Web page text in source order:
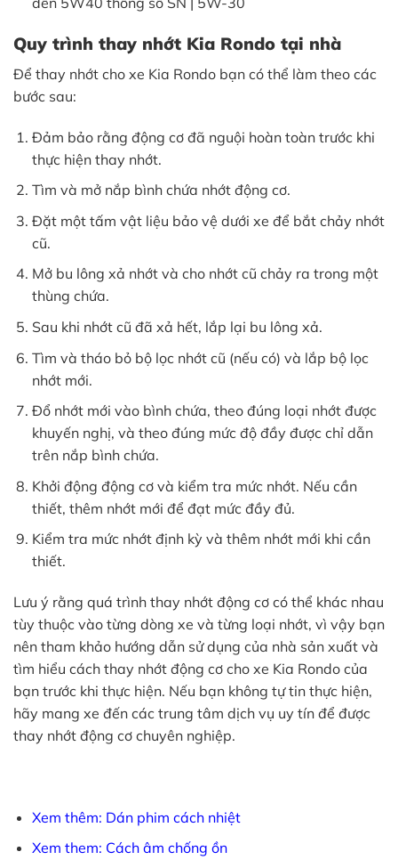
Quy trình thay nhớt Kia Rondo tại nhà
Để thay nhớt cho xe Kia Rondo bạn có thể làm theo các
bước sau:
Đảm bảo rằng động cơ đã nguội hoàn toàn trước khi
thực hiện thay nhớt.
Tìm và mở nắp bình chứa nhớt động cơ.
Đặt một tấm vật liệu bảo vệ dưới xe để bắt chảy nhớt
cũ.
Mở bu lông xả nhớt và cho nhớt cũ chảy ra trong một
thùng chứa.
Sau khi nhớt cũ đã xả hết, lắp lại bu lông xả.
Tìm và tháo bỏ bộ lọc nhớt cũ (nếu có) và lắp bộ lọc
nhớt mới.
Đổ nhớt mới vào bình chứa, theo đúng loại nhớt được
khuyến nghị, và theo đúng mức độ đầy được chỉ dẫn
trên nắp bình chứa.
Khởi động động cơ và kiểm tra mức nhớt. Nếu cần
thiết, thêm nhớt mới để đạt mức đầy đủ.
Kiểm tra mức nhớt định kỳ và thêm nhớt mới khi cần
thiết.
Lưu ý rằng quá trình thay nhớt động cơ có thể khác nhau
tùy thuộc vào từng dòng xe và từng loại nhớt, vì vậy bạn
nên tham khảo hướng dẫn sử dụng của nhà sản xuất và
tìm hiểu cách thay nhớt động cơ cho xe Kia Rondo của
bạn trước khi thực hiện. Nếu bạn không tự tin thực hiện,
hãy mang xe đến các trung tâm dịch vụ uy tín để được
thay nhớt động cơ chuyên nghiệp.
Xem thêm: Dán phim cách nhiệt
Xem them: Cách âm chống ồn